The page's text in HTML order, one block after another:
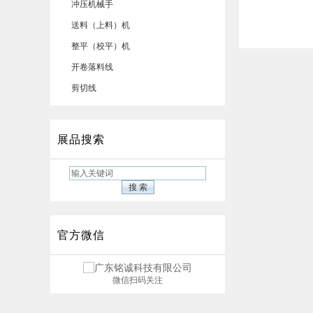
冲压机械手
送料（上料）机
整平（校平）机
开卷落料线
剪切线
展品搜索
官方微信
微信扫码关注